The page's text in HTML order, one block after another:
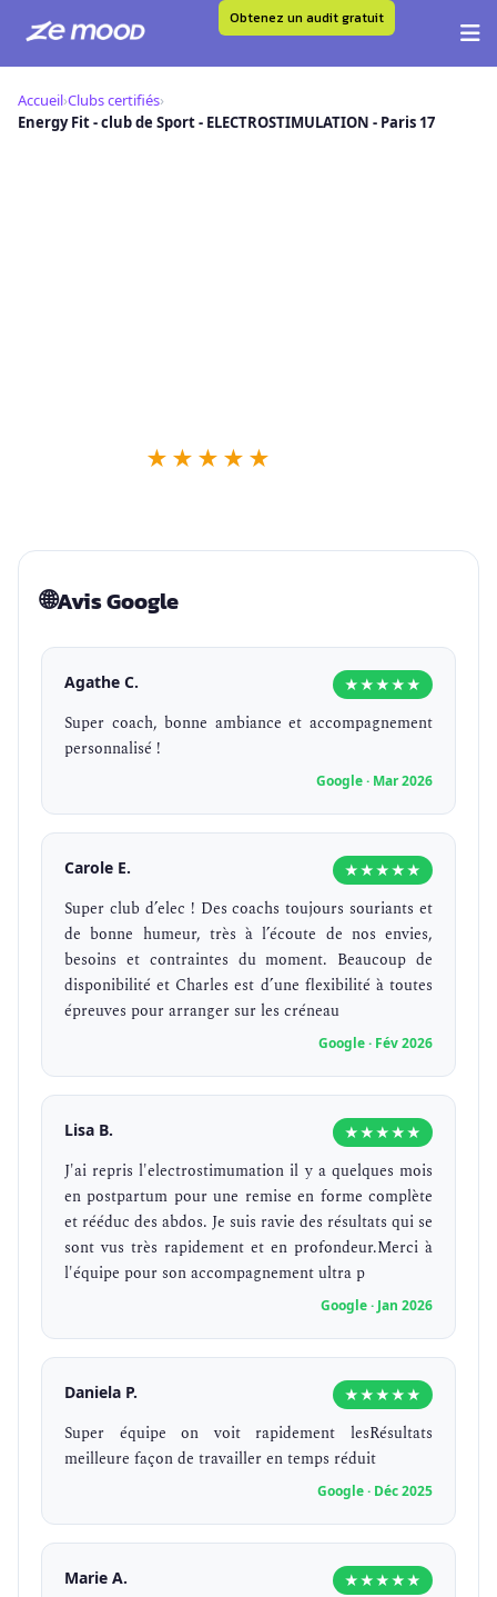
contenu
Obtenez un audit gratuit
Accueil›Clubs certifiés›
Energy Fit - club de Sport - ELECTROSTIMULATION - Paris 17
★ ★ ★ ★ ★
🌐Avis Google
Agathe C. ★★★★★
Super coach, bonne ambiance et accompagnement
personnalisé !
Google · Mar 2026
Carole E. ★★★★★
Super club d’elec ! Des coachs toujours souriants et
de bonne humeur, très à l’écoute de nos envies,
besoins et contraintes du moment. Beaucoup de
disponibilité et Charles est d’une flexibilité à toutes
épreuves pour arranger sur les créneau
Google · Fév 2026
Lisa B. ★★★★★
J'ai repris l'electrostimumation il y a quelques mois
en postpartum pour une remise en forme complète
et rééduc des abdos. Je suis ravie des résultats qui se
sont vus très rapidement et en profondeur.Merci à
l'équipe pour son accompagnement ultra p
Google · Jan 2026
Daniela P. ★★★★★
Super équipe on voit rapidement lesRésultats
meilleure façon de travailler en temps réduit
Google · Déc 2025
Marie A. ★★★★★